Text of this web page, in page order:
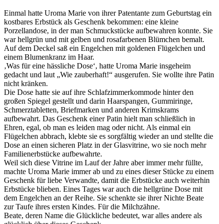
Einmal hatte Uroma Marie von ihrer Patentante zum Geburtstag ein
kostbares Erbstück als Geschenk bekommen: eine kleine
Porzellandose, in der man Schmuckstücke aufbewahren konnte. Sie
war hellgrün und mit gelben und rosafarbenen Blümchen bemalt.
Auf dem Deckel saß ein Engelchen mit goldenen Flügelchen und
einem Blumenkranz im Haar.
‚Was für eine hässliche Dose‘, hatte Uroma Marie insgeheim
gedacht und laut „Wie zauberhaft!“ ausgerufen. Sie wollte ihre Patin
nicht kränken.
Die Dose hatte sie auf ihre Schlafzimmerkommode hinter den
großen Spiegel gestellt und darin Haarspangen, Gummiringe,
Schmerztabletten, Briefmarken und anderen Krimskrams
aufbewahrt. Das Geschenk einer Patin hielt man schließlich in
Ehren, egal, ob man es leiden mag oder nicht. Als einmal ein
Flügelchen abbrach, klebte sie es sorgfältig wieder an und stellte die
Dose an einen sicheren Platz in der Glasvitrine, wo sie noch mehr
Familienerbstücke aufbewahrte.
Weil sich diese Vitrine im Lauf der Jahre aber immer mehr füllte,
machte Uroma Marie immer ab und zu eines dieser Stücke zu einem
Geschenk für liebe Verwandte, damit die Erbstücke auch weiterhin
Erbstücke blieben. Eines Tages war auch die hellgrüne Dose mit
dem Engelchen an der Reihe. Sie schenkte sie ihrer Nichte Beate
zur Taufe ihres ersten Kindes. Für die Milchzähne.
Beate, deren Name die Glückliche bedeutet, war alles andere als